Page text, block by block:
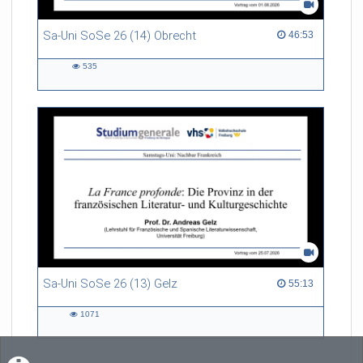
Sa-Uni SoSe 26 (14) Obrecht 46:53
46:53 duration
535
Sa-Uni SoSe 26 (13) Gelz 55:13
55:13 duration
1071